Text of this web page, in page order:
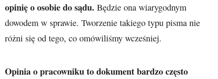
opinię o osobie do sądu. Będzie ona wiarygodnym
dowodem w sprawie. Tworzenie takiego typu pisma nie
różni się od tego, co omówiliśmy wcześniej.
Opinia o pracowniku to dokument bardzo często